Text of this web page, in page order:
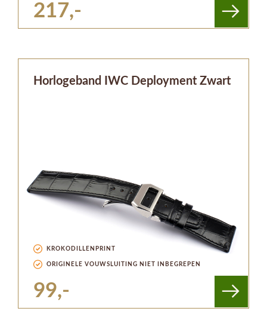
217,-
Horlogeband IWC Deployment Zwart
KROKODILLENPRINT
ORIGINELE VOUWSLUITING NIET INBEGREPEN
99,-